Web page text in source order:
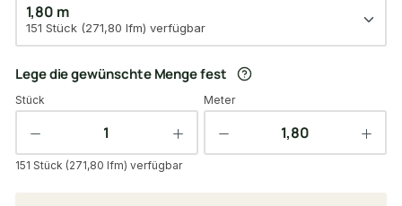
1,80 m
151 Stück (271,80 lfm) verfügbar
Lege die gewünschte Menge fest
Stück Meter
151 Stück (271,80 lfm) verfügbar